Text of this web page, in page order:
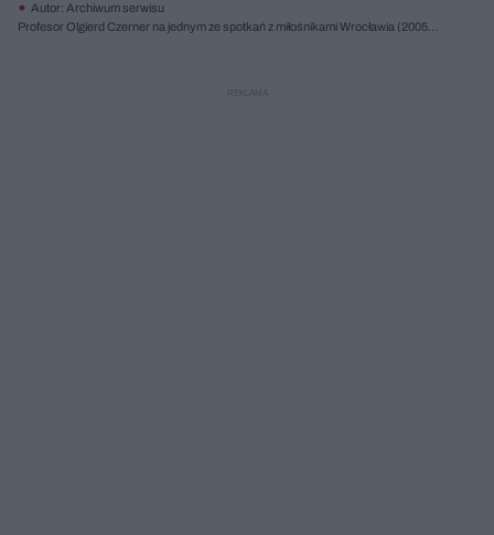
Autor: Archiwum serwisu
Profesor Olgierd Czerner na jednym ze spotkań z miłośnikami Wrocławia (2005);